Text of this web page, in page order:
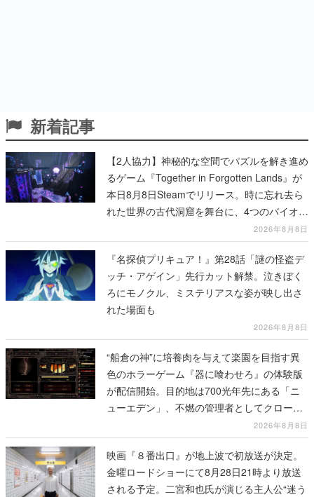
新着記事
【2人協力】神秘的な空間でパズルを解き進め
るゲーム『Together in Forgotten Lands』が
本日8月8日Steamでリリース。時に忘れ去ら
れた世界の古代洞窟を舞台に、4つのバイオー
2026年8月8日
『名探偵プリキュア！』第28話「謎の怪盗デ
ッチ・アゲイン」先行カット解禁。泣きぼく
ろにモノクル、ミステリアスな姿が映し出さ
れた場面も
2026年8月8日
“船倉の神”に培養肉を与えて楽園を目指す異
色のホラーゲーム『器に喰わせろ』の体験版
が配信開始。目的地は700光年先にある「ニ
ューエデン」、不燃の管理者としてクローン
人間を増やし、加工して神に捧げる2026年8月8日
映画『８番出口』が地上波で初放送が決定。
金曜ロードショーにて8月28日21時より放送
される予定。二宮和也氏が演じる主人公“迷う